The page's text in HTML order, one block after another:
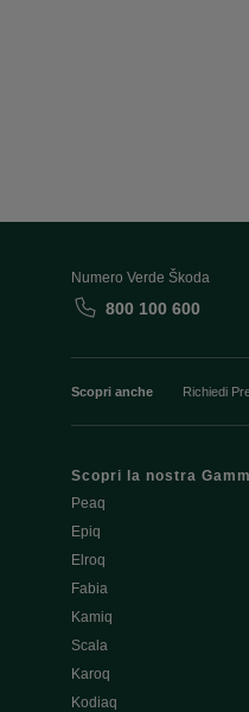
Numero Verde Škoda
800 100 600
Scopri anche Richiedi
Scopri la nostra
Peaq
Epiq
Elroq
Fabia
Kamiq
Scala
Karoq
Kodiaq